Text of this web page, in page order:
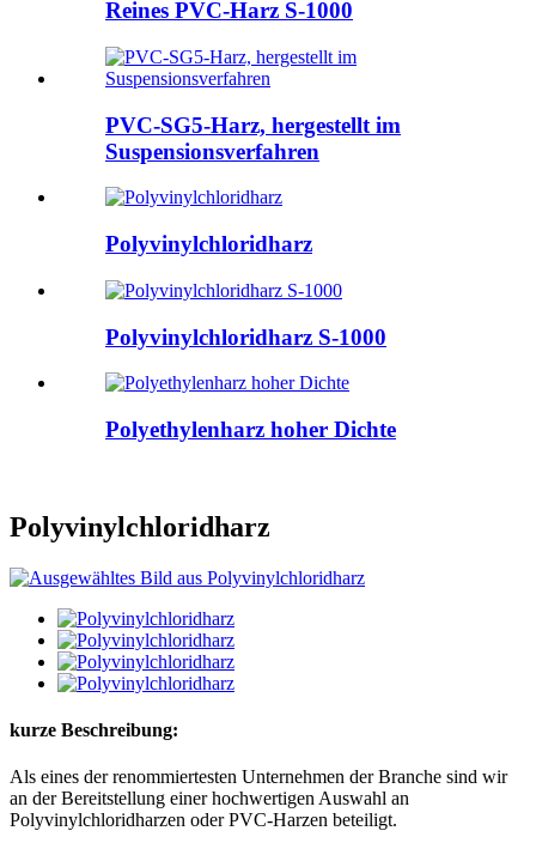
Reines PVC-Harz S-1000
PVC-SG5-Harz, hergestellt im
Suspensionsverfahren
Polyvinylchloridharz
Polyvinylchloridharz S-1000
Polyethylenharz hoher Dichte
Polyvinylchloridharz
kurze Beschreibung:
Als eines der renommiertesten Unternehmen der Branche sind wir
an der Bereitstellung einer hochwertigen Auswahl an
Polyvinylchloridharzen oder PVC-Harzen beteiligt.